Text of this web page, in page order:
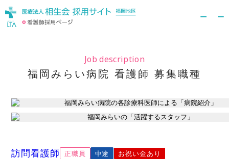
福岡みらい病院 看護師 募集職種
Job description
訪問看護師 正職員 中途 お祝い金あり